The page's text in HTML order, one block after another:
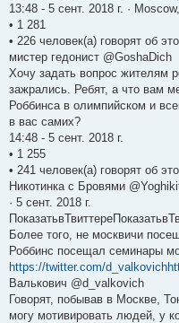
13:48 - 5 сент. 2018 г. ·
• 1 281
• 226 человек(а) говорят об
мистер гедонист @GoshaDich
Хочу задать вопрос жителям
зажрались. Ребят, а что вам
Роббинса в олимпийском и
в вас самих?
14:48 - 5 сент. 2018 г.
• 1 255
• 241 человек(а) говорят об
Никотинка с Бровями
· 5 сент. 2018 г.
Более того, не москвичи
Роббинс посещал семинары
https://twitter.com/
Валькович @d_valkovich
Говорят, побывав в Москве,
могу мотивировать людей, у